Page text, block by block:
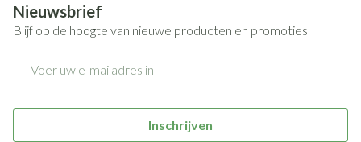
Nieuwsbrief
Blijf op de hoogte van nieuwe producten en promoties
Inschrijven